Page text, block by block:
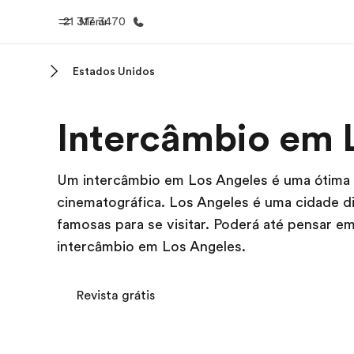
Menu
21 317 3470
Bem-vindo à EF
Saiba
Estados Unidos
Intercâmbio em
Um intercâmbio em Los Angeles é uma
cinematográfica. Los Angeles é uma cidade
famosas para se visitar. Poderá até pensar
intercâmbio em Los Angeles.
Revista grátis